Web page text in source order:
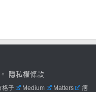
隱私權條款
格子 Medium Matters
痞